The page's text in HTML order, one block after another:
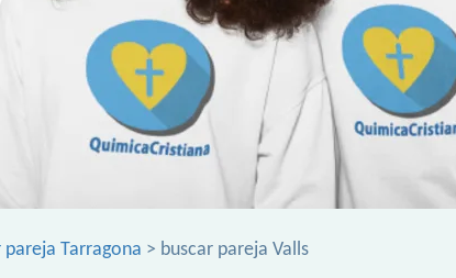
pareja Tarragona > buscar pareja Valls